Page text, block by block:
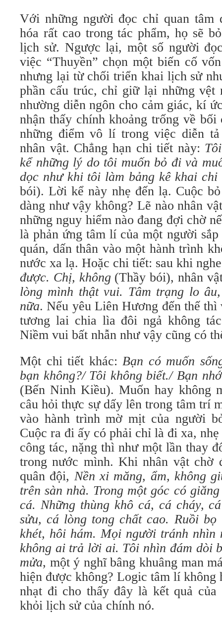
Với những người đọc chỉ quan tâm
hóa rất cao trong tác phẩm, họ sẽ
lịch sử. Ngược lại, một số người
việc “Thuyền” chọn một biến cố
nhưng lại từ chối triển khai lịch sử
phần cấu trúc, chỉ giữ lại những vệt
nhường diễn ngôn cho cảm giác, kí
nhận thấy chính khoảng trống về
những điểm vô lí trong việc diễn
nhân vật. Chẳng hạn chi tiết này:
kể những lý do tôi muốn bỏ đi và
dọc như khi tôi làm bảng kê khai chi
bói). Lời kể này nhẹ đến lạ. Cuộc
dàng như vậy không? Lẽ nào nhân
những nguy hiểm nào đang đợi chờ
là phản ứng tâm lí của một người
quán, dấn thân vào một hành trình
nước xa lạ. Hoặc chi tiết: sau khi
được. Chị, không (Thầy bói), nhân
lòng mình thật vui. Tâm trạng lo
nữa. Nếu yêu Liên Hương đến thế
tương lai chia lìa đôi ngả không
Niềm vui bất nhẫn như vậy cũng có
Một chi tiết khác:Bạn có muốn
bạn không?/ Tôi không biết./ Bạn
(Bến Ninh Kiều). Muốn hay không
câu hỏi thực sự dấy lên trong tâm trí
vào hành trình mờ mịt của người
Cuộc ra đi ấy có phải chỉ là đi xa,
công tác, nặng thì như một lần thay
trong nước mình. Khi nhân vật chờ
quân đội, Nền xi măng, ẩm, không
trên sàn nhà. Trong một góc có
cá. Những thùng khô cá, cá cháy,
sửu, cá lòng tong chất cao. Ruồi
khét, hôi hám. Mọi người tránh nhìn
không ai trả lời ai. Tôi nhìn đám dòi
mửa, một ý nghĩ bâng khuâng man
hiện được không? Logic tâm lí
nhạt đi cho thấy đây là kết quả
khỏi lịch sử của chính nó.